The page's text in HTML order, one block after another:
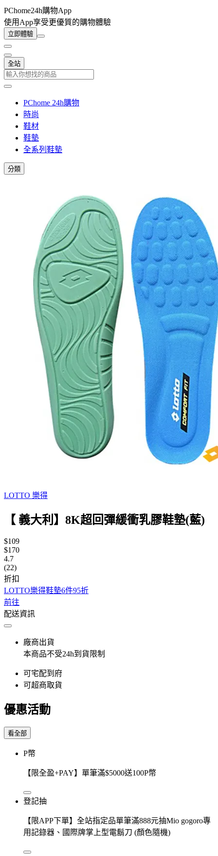
PChome24h購物App
使用App享受更優質的購物體驗
立即體驗
全站
PChome 24h購物
時尚
鞋材
鞋墊
全系列鞋墊
分類
LOTTO 樂得
【 義大利】8K超回彈緩衝乳膠鞋墊(藍)
$109
$170
4.7
(22)
折扣
LOTTO樂得鞋墊6件95折
前往
配送資訊
廠商出貨
本商品不受24h到貨限制
可宅配到府
可超商取貨
優惠活動
看全部
P幣
【限全盈+PAY】單筆滿$5000送100P幣
登記抽
【限APP下單】全站指定品單筆滿888元抽Mio gogoro專
用記錄器、國際牌掌上型電鬍刀 (顏色隨機)